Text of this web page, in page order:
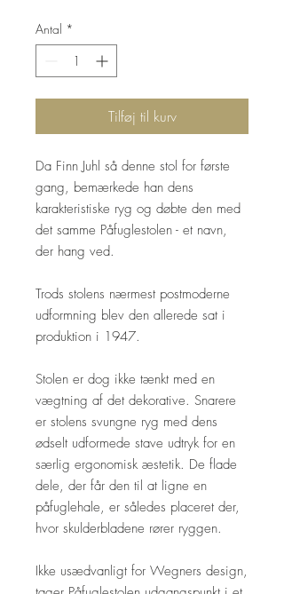
Antal *
Tilføj til kurv
Da Finn Juhl så denne stol for første
gang, bemærkede han dens
karakteristiske ryg og døbte den med
det samme Påfuglestolen - et navn,
der hang ved.
Trods stolens nærmest postmoderne
udformning blev den allerede sat i
produktion i 1947.
Stolen er dog ikke tænkt med en
vægtning af det dekorative. Snarere
er stolens svungne ryg med dens
ødselt udformede stave udtryk for en
særlig ergonomisk æstetik. De flade
dele, der får den til at ligne en
påfuglehale, er således placeret der,
hvor skulderbladene rører ryggen.
Ikke usædvanligt for Wegners design,